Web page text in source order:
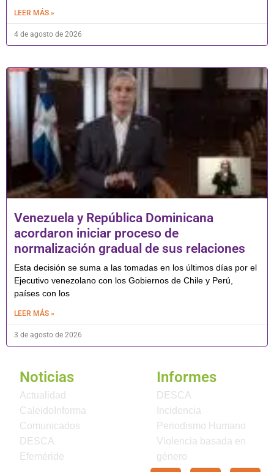
LEER MÁS »
4 de agosto de 2026
Venezuela y República Dominicana
acordaron iniciar proceso de
normalización gradual de sus relaciones
Esta decisión se suma a las tomadas en los últimos días por el
Ejecutivo venezolano con los Gobiernos de Chile y Perú,
países con los
LEER MÁS »
3 de agosto de 2026
Noticias
Actualidad
CaleidoInforma
Comunicados
DESCA
Efeméride
Informes
DESCA
Incidencia
Periodismo Humano
Violencia basada en
género